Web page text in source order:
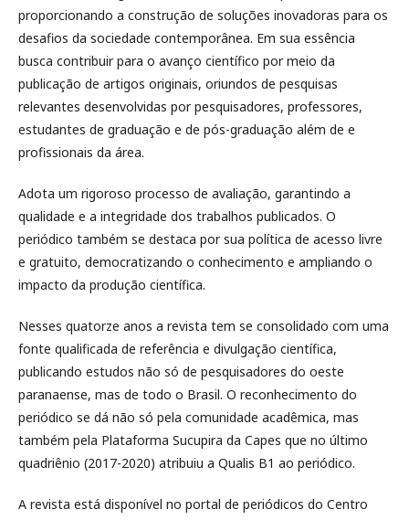
proporcionando a construção de soluções inovadoras para os
desafios da sociedade contemporânea. Em sua essência
busca contribuir para o avanço científico por meio da
publicação de artigos originais, oriundos de pesquisas
relevantes desenvolvidas por pesquisadores, professores,
estudantes de graduação e de pós-graduação além de e
profissionais da área.
Adota um rigoroso processo de avaliação, garantindo a
qualidade e a integridade dos trabalhos publicados. O
periódico também se destaca por sua política de acesso livre
e gratuito, democratizando o conhecimento e ampliando o
impacto da produção científica.
Nesses quatorze anos a revista tem se consolidado com uma
fonte qualificada de referência e divulgação científica,
publicando estudos não só de pesquisadores do oeste
paranaense, mas de todo o Brasil. O reconhecimento do
periódico se dá não só pela comunidade acadêmica, mas
também pela Plataforma Sucupira da Capes que no último
quadriênio (2017-2020) atribuiu a Qualis B1 ao periódico.
A revista está disponível no portal de periódicos do Centro